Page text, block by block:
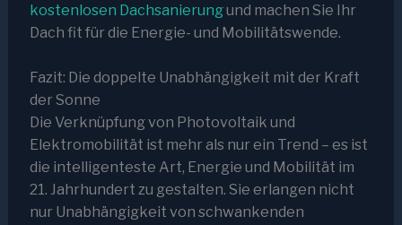
kostenlosen Dachsanierungund machen Sie Ihr
Dach fit für die Energie- und Mobilitätswende.
Fazit: Die doppelte Unabhängigkeit mit der Kraft
der Sonne
Die Verknüpfung von Photovoltaik und
Elektromobilität ist mehr als nur ein Trend – es ist
die intelligenteste Art, Energie und Mobilität im
21. Jahrhundert zu gestalten. Sie erlangen nicht
nur Unabhängigkeit von schwankenden